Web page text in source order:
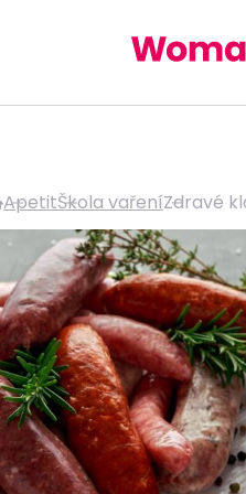
ApetitŠkola vařeníZdravé